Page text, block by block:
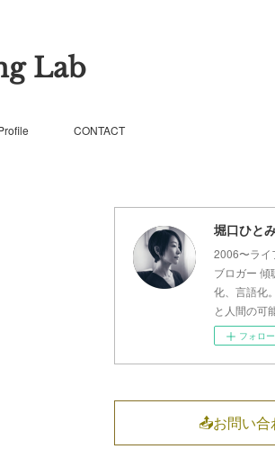
Lab
CONTACT
2006〜ライ
ブロガー 傾
化、言語化
と人間の可
フォロー
📤お問い合